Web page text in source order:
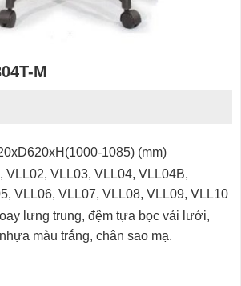
M
1085) (mm)
VLL02, VLL03, VLL04, VLL04B,
VLL06, VLL07, VLL08, VLL09, VLL10
lưng trung, đệm tựa bọc vải lưới,
màu trắng, chân sao mạ.
số lượng